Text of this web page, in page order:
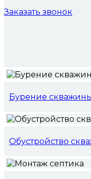
Заказать звонок
Бурение
Обустройство